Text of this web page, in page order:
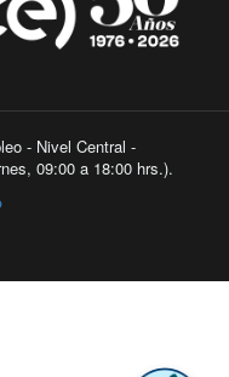
- Nivel Central -
09:00 a 18:00 hrs.).